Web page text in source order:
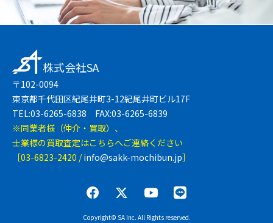
株式会社SA
〒102-0094
東京都千代田区紀尾井町3-12紀尾井町ビル17F
TEL:03-6265-6838 FAX:03-6265-6839
※同業者様（仲介・買取）、
士業様の買取査定はこちらへご連絡ください
［03-6823-2420 /info@sakk-mochibun.jp］
Copyright© SA Inc. All Rights reserved.